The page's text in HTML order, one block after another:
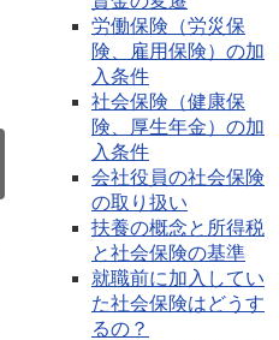
労働保険（労災保
険、雇用保険）の加
入条件
社会保険（健康保
険、厚生年金）の加
入条件
会社役員の社会保険
の取り扱い
扶養の概念と所得税
と社会保険の基準
就職前に加入してい
た社会保険はどうす
るの？